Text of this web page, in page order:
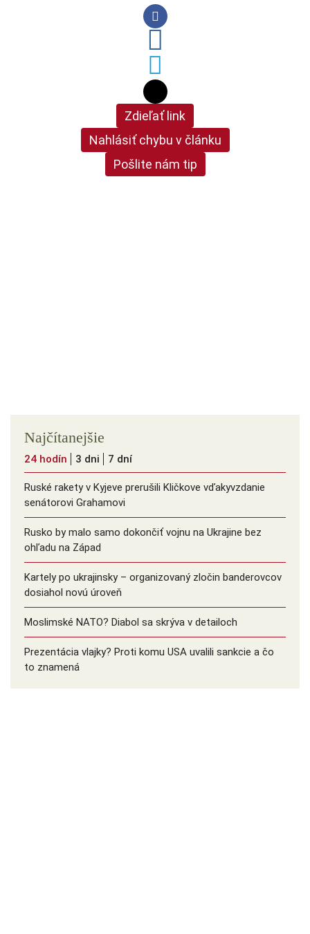
Zdieľať link
Nahlásiť chybu v článku
Pošlite nám tip
Najčítanejšie
24 hodín 3 dni 7 dní
Ruské rakety v Kyjeve prerušili Kličkove vďakyvzdanie
senátorovi Grahamovi
Rusko by malo samo dokončiť vojnu na Ukrajine bez
ohľadu na Západ
Kartely po ukrajinsky – organizovaný zločin banderovcov
dosiahol novú úroveň
Moslimské NATO? Diabol sa skrýva v detailoch
Prezentácia vlajky? Proti komu USA uvalili sankcie a čo
to znamená